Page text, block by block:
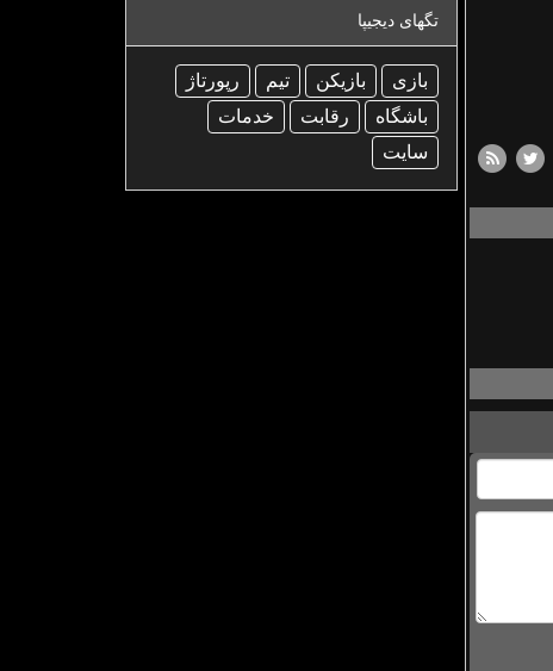
تگهای دیجیپا
بازی بازیكن تیم
رپورتاژ
باشگاه
رقابت
خدمات
سایت